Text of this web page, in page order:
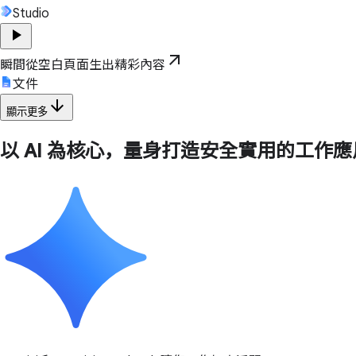
Studio
play_arrow
瞬間從空白頁面生出精彩內容 arrow_outward
文件
顯示更多 arrow_downward
以 AI 為核心，量身打造安全實用的工作